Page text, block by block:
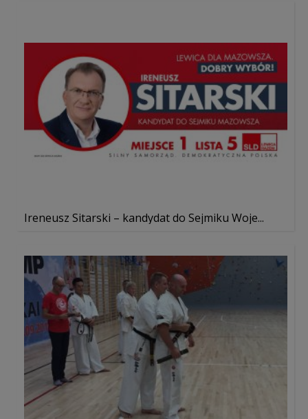
Ireneusz Sitarski – kandydat do Sejmiku Woje...